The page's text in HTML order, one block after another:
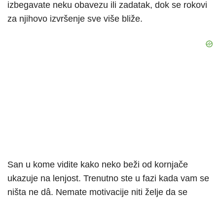
izbegavate neku obavezu ili zadatak, dok se rokovi
za njihovo izvršenje sve više bliže.
San u kome vidite kako neko beži od kornjače
ukazuje na lenjost. Trenutno ste u fazi kada vam se
ništa ne dâ. Nemate motivacije niti želje da se